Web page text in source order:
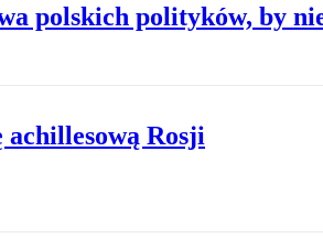
polskich polityków, by
Rosji